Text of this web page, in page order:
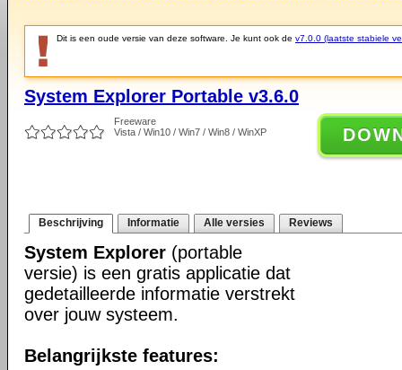
Dit is een oude versie van deze software. Je kunt ook de v7.0.0 (laatste stabiele
System Explorer Portable v3.6.0
Freeware
Vista / Win10 / Win7 / Win8 / WinXP
Beschrijving Informatie Alle versies Reviews
System Explorer (portable
versie) is een gratis applicatie dat
gedetailleerde informatie verstrekt
over jouw systeem.
Belangrijkste features: